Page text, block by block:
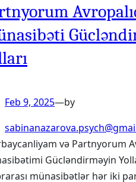
Feb 9, 2025—by
və Partnyorum
Gücləndirməyin
münasibətlər hər iki